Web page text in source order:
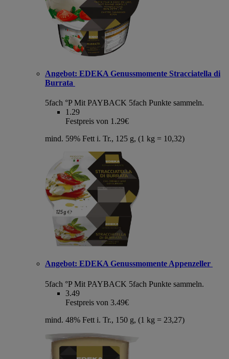
Angebot: EDEKA Genussmomente Stracciatella di
Burrata
5fach °P Mit PAYBACK 5fach Punkte sammeln.
1.29
Festpreis von 1.29€
mind. 59% Fett i. Tr., 125 g, (1 kg = 10,32)
Angebot: EDEKA Genussmomente Appenzeller
5fach °P Mit PAYBACK 5fach Punkte sammeln.
3.49
Festpreis von 3.49€
mind. 48% Fett i. Tr., 150 g, (1 kg = 23,27)